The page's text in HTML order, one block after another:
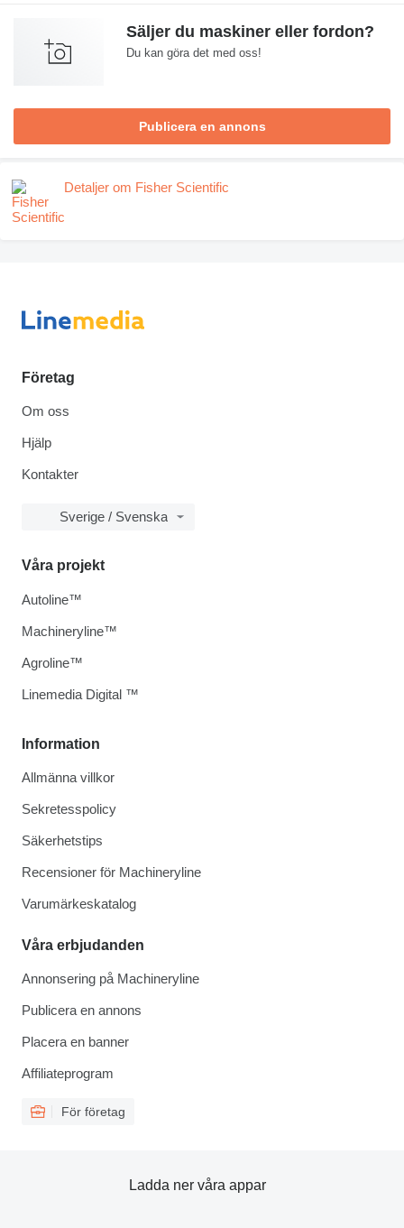
Säljer du maskiner eller fordon?
Du kan göra det med oss!
Publicera en annons
Detaljer om Fisher Scientific
Företag
Om oss
Hjälp
Kontakter
Sverige / Svenska
Information
Allmänna villkor
Sekretesspolicy
Säkerhetstips
Recensioner för Machineryline
Varumärkeskatalog
Våra erbjudanden
Annonsering på Machineryline
Publicera en annons
Placera en banner
Affiliateprogram
För företag
Våra projekt
Autoline™
Machineryline™
Agroline™
Linemedia Digital ™
Ladda ner våra appar